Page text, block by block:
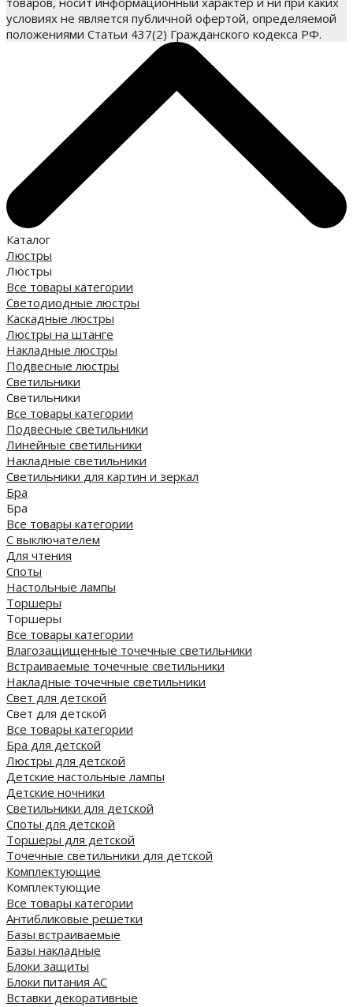
условиях не является публичной офертой, определяемой
положениями Статьи 437(2) Гражданского кодекса РФ.
Каталог
Люстры
Люстры
Все товары категории
Светодиодные люстры
Каскадные люстры
Люстры на штанге
Накладные люстры
Подвесные люстры
Светильники
Светильники
Все товары категории
Подвесные светильники
Линейные светильники
Накладные светильники
Светильники для картин и зеркал
Бра
Бра
Все товары категории
С выключателем
Для чтения
Споты
Настольные лампы
Торшеры
Торшеры
Все товары категории
Влагозащищенные точечные светильники
Встраиваемые точечные светильники
Накладные точечные светильники
Свет для детской
Свет для детской
Все товары категории
Бра для детской
Люстры для детской
Детские настольные лампы
Детские ночники
Светильники для детской
Споты для детской
Торшеры для детской
Точечные светильники для детской
Комплектующие
Комплектующие
Все товары категории
Антибликовые решетки
Базы встраиваемые
Базы накладные
Блоки защиты
Блоки питания AC
Вставки декоративные